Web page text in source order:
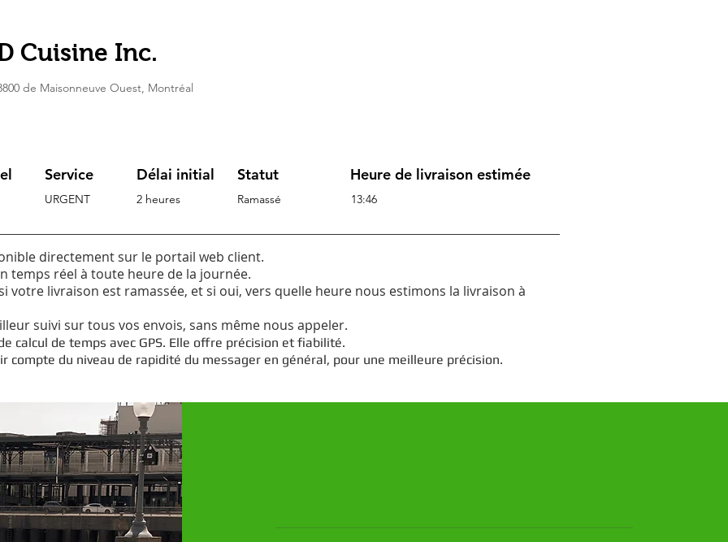
directement sur le portail web client.
temps réel à toute heure de la journée.
votre livraison est ramassée, et si oui, vers quelle heure nous estimons la livraison à
suivi sur tous vos envois, sans même nous appeler.
calcul de temps avec GPS. Elle offre précision et fiabilité.
compte du niveau de rapidité du messager en général, pour une meilleure précision.
Cuisine Inc.
de Maisonneuve Ouest, Montréal
Service Délai initial
URGENT 2 heures
Statut
Ramassé
Heure de livraison estimée
13:46